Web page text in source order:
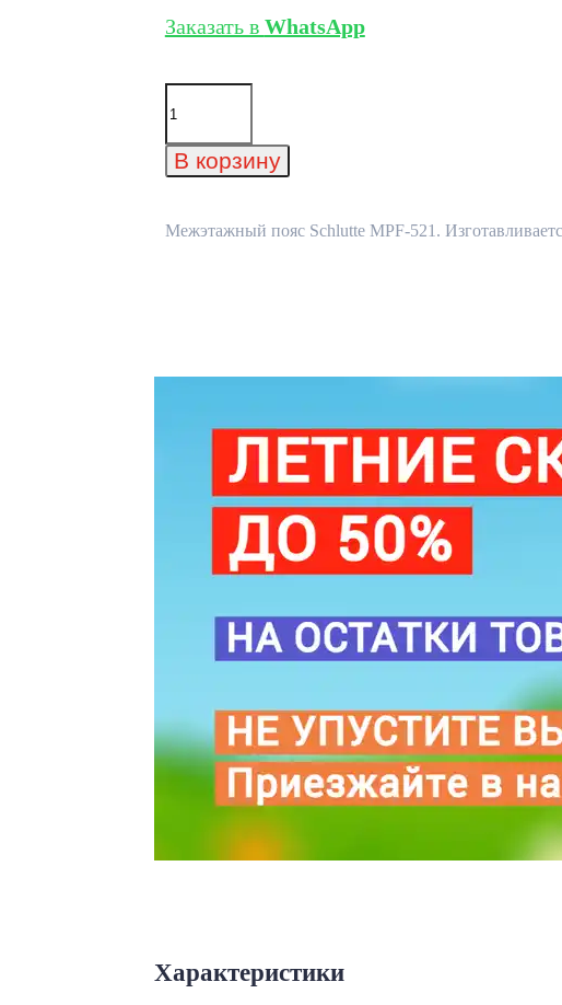
Заказать в WhatsApp
Количество
товара
пояс
Schlutte
В корзину
Межэтажный пояс Schlutte MPF-521.
Характеристики